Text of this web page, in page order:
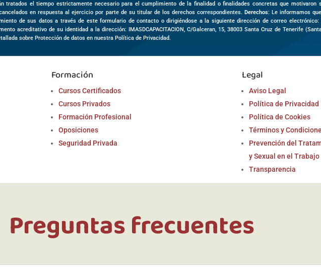
tratados el tiempo estrictamente necesario para el cumplimiento de la finalidad o finalidades concretas que motivaron
en respuesta al ejercicio por parte de su titular de los derechos correspondientes. Derechos: Le informamos
de sus datos a través de este formulario de contacto o dirigiéndose a la siguiente dirección de correo electrónico:
acreditativo de su identidad a la dirección: IMASDCAPACITACION,C/Galceran, 15,38003Santa Cruz de Tenerife (
sobre Protección de datos en nuestra Política de Privacidad.
Formación
Cursos Certificados
Cursos Privados
Formación Profesional
Oposiciones
Seguridad Privada
Legal
Aviso Legal
Política de Privacidad
Política de Cookies
Términos y
Prevención del
y Sexual en el Trabajo
Transparencia
Preguntas frecuentes